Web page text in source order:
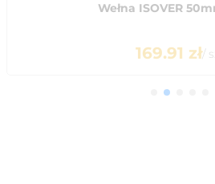
Wełna ISOVER
169.91 zł/